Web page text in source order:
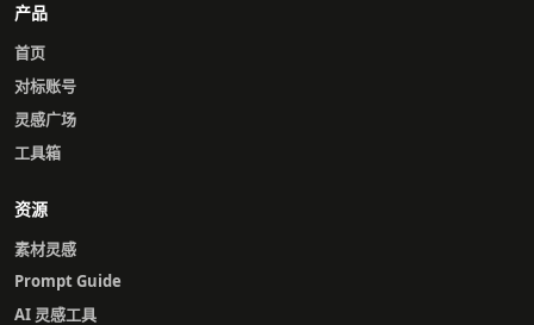
产品
首页
对标账号
灵感广场
工具箱
资源
素材灵感
Prompt Guide
AI 灵感工具